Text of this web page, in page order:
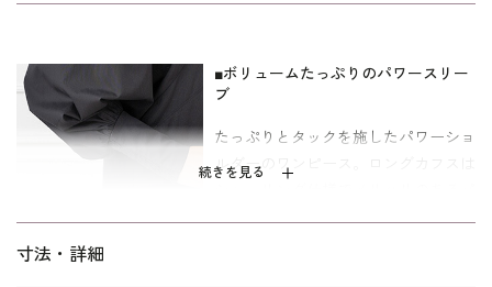
りにゆとりをとったデザインのため、動きやすい仕様となってい
ます。おしゃれでありながら楽な着心地も味わえます。
表地は着心地のよいコットン素材。結婚式やパーティー、七五
三、お食事会など、様々なオケージョンに対応できるマルチオケ
ハリのあるボディラインの方向けの「標準」パターンを使用して
います。ご自宅でのお洗濯は
続きを見る
■ボリュームたっぷりのパワースリー
ブ
たっぷりとタックを施したパワーショ
ルダーのワンピース。ロングカフスは
寸法・詳細